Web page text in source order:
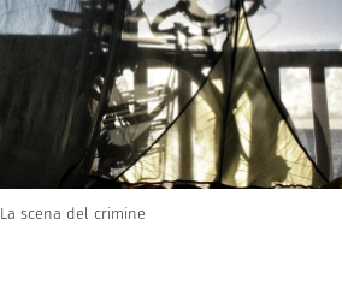
La scena del crimine